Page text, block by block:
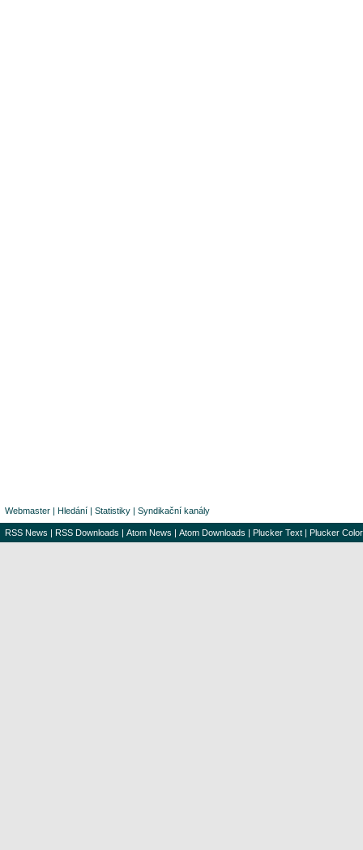
Webmaster | Hledání | Statistiky | Syndikační kanály
RSS News | RSS Downloads | Atom News | Atom Downloads | Plucker Text | Plucker Color